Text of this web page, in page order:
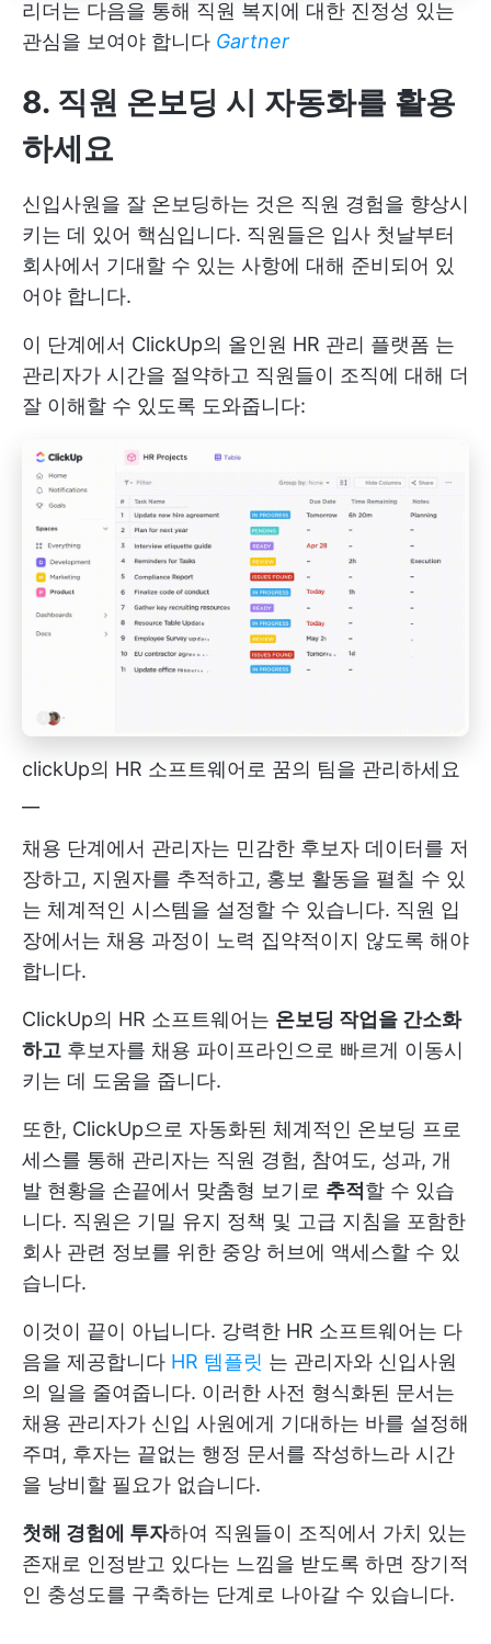
리더는 다음을 통해 직원 복지에 대한 진정성 있는
관심을 보여야 합니다 Gartner
8. 직원 온보딩 시 자동화를 활용
하세요
신입사원을 잘 온보딩하는 것은 직원 경험을 향상시
키는 데 있어 핵심입니다. 직원들은 입사 첫날부터
회사에서 기대할 수 있는 사항에 대해 준비되어 있
어야 합니다.
이 단계에서 ClickUp의 올인원 HR 관리 플랫폼 는
관리자가 시간을 절약하고 직원들이 조직에 대해 더
잘 이해할 수 있도록 도와줍니다:
clickUp의 HR 소프트웨어로 꿈의 팀을 관리하세요
채용 단계에서 관리자는 민감한 후보자 데이터를 저
장하고, 지원자를 추적하고, 홍보 활동을 펼칠 수 있
는 체계적인 시스템을 설정할 수 있습니다. 직원 입
장에서는 채용 과정이 노력 집약적이지 않도록 해야
합니다.
ClickUp의 HR 소프트웨어는 온보딩 작업을 간소화
하고 후보자를 채용 파이프라인으로 빠르게 이동시
키는 데 도움을 줍니다.
또한, ClickUp으로 자동화된 체계적인 온보딩 프로
세스를 통해 관리자는 직원 경험, 참여도, 성과, 개
발 현황을 손끝에서 맞춤형 보기로 추적 할 수 있습
니다. 직원은 기밀 유지 정책 및 고급 지침을 포함한
회사 관련 정보를 위한 중앙 허브에 액세스할 수 있
습니다.
이것이 끝이 아닙니다. 강력한 HR 소프트웨어는 다
음을 제공합니다 HR 템플릿 는 관리자와 신입사원
의 일을 줄여줍니다. 이러한 사전 형식화된 문서는
채용 관리자가 신입 사원에게 기대하는 바를 설정해
주며, 후자는 끝없는 행정 문서를 작성하느라 시간
을 낭비할 필요가 없습니다.
첫해 경험에 투자하여 직원들이 조직에서 가치 있는
존재로 인정받고 있다는 느낌을 받도록 하면 장기적
인 충성도를 구축하는 단계로 나아갈 수 있습니다.